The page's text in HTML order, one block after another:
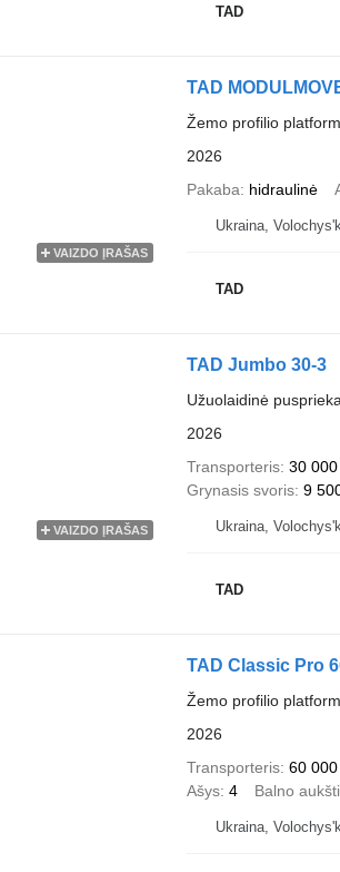
TAD
VAIZDO ĮRAŠAS
TAD
Žemo profilio
2026
Pakaba
hidraulinė
Ukraina, Volochys'k
TAD
VAIZDO ĮRAŠAS
TAD Jumbo 30-3
Užuolaidinė
2026
Transporteris 30 000
Grynasis svoris 9
Ukraina, Volochys'k
TAD
TAD Classic Pro
Žemo profilio
2026
Transporteris 60 000
Ašys 4 Balno
Ukraina, Volochys'k